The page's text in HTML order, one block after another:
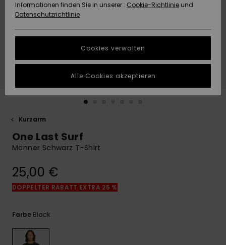
Highlights
Highlights
Starten Sie eine
um die
schnellste
Antwort auf Ihre
erhalten.
Finden Sie
unser
Kontaktformular.
NACHHALTIGKEIT
SHOPS
QUIKSILVER APP
WUNSCHLISTE
Kurzarm
One Last Surf
Männer Schwarz T-Shirt
25,00 €
DOPPELTER RABATT EXTRA 25 %
Farbe Black
Informationen finden Sie in unserer : Cookie-Richtlinie und
Datenschutzrichtlinie
Cookies verwalten
Alle Cookies akzeptieren